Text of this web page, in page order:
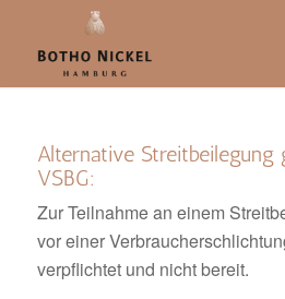
Alternative Streitbeilegung
VSBG:
Zur Teilnahme an einem
vor einer
verpflichtet und nicht bereit.